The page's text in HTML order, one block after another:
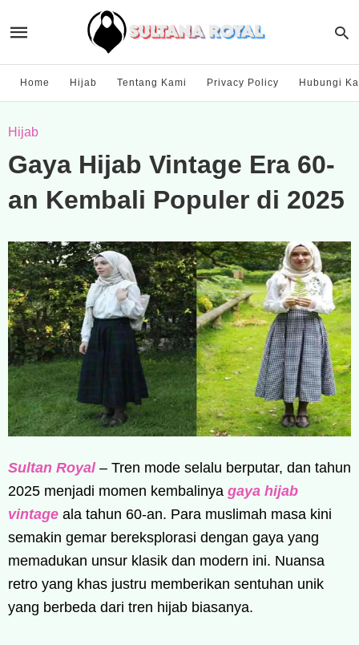
Home Hijab Tentang Kami Privacy Policy Hubungi
Hijab
Gaya Hijab Vintage Era 60-
an Kembali Populer di 2025
Sultan Royal– Tren mode selalu berputar, dan tahun
2025 menjadi momen kembalinya gaya hijab
vintage ala tahun 60-an. Para muslimah masa kini
semakin gemar bereksplorasi dengan gaya yang
memadukan unsur klasik dan modern ini. Nuansa
retro yang khas justru memberikan sentuhan unik
yang berbeda dari tren hijab biasanya.